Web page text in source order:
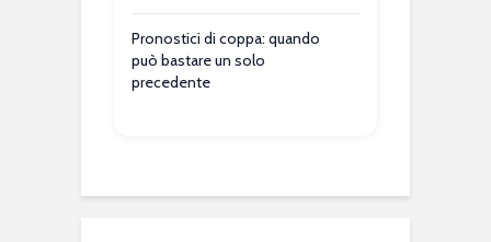
Pronostici di coppa: quando
può bastare un solo
precedente